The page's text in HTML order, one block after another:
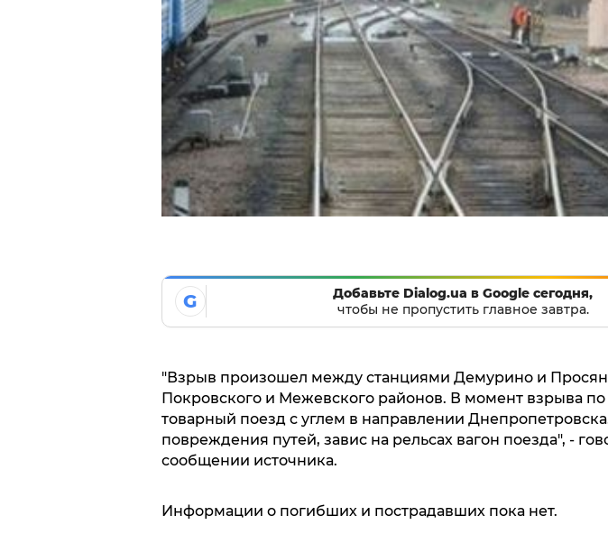
G
Добавьте Dialog.ua в Google сегодня,
чтобы не пропустить главное завтра.
"Взрыв произошел между станциями Демурино и
Покровского и Межевского районов. В момент взрыва
товарный поезд с углем в направлении
повреждения путей, завис на рельсах вагон поезда", -
сообщении источника.
Информации о погибших и пострадавших пока нет.